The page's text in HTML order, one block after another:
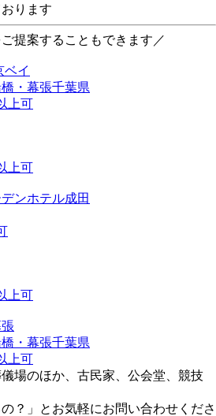
ります
提案することもできます／
ベイ
・幕張千葉県
上可
上可
ンホテル成田
上可
・幕張千葉県
上可
場のほか、古民家、公会堂、競技
？」とお気軽にお問い合わせくださ